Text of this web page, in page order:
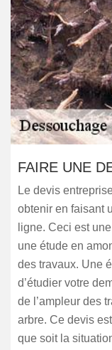
FAIRE UNE
Le devis
obtenir en faisant
ligne. Ceci est
une étude en
des travaux. Une
d’étudier votre
de l’ampleur des
arbre. Ce devis
que soit la